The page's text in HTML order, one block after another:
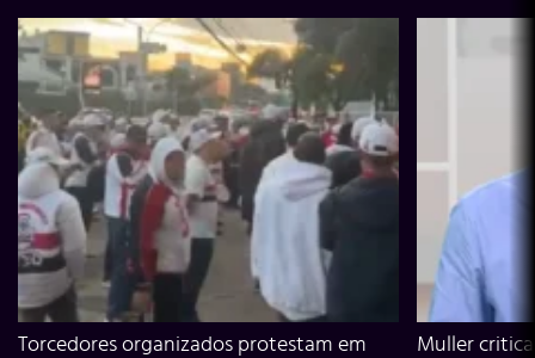
Torcedores organizados protestam em
Muller